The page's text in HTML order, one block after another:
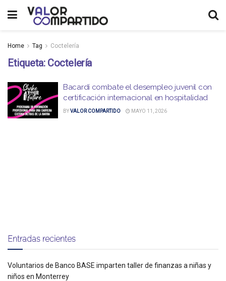
Home Tag Coctelería
Etiqueta: Coctelería
Bacardí combate el desempleo juvenil con
certificación internacional en hospitalidad
BYVALOR COMPARTIDO MAYO 11, 2026
Entradas recientes
Voluntarios de Banco BASE imparten taller de finanzas a niñas y
niños en Monterrey